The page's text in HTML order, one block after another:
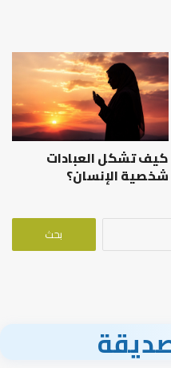
كيف تشكل العبادات
شخصية الإنسان؟
البحث